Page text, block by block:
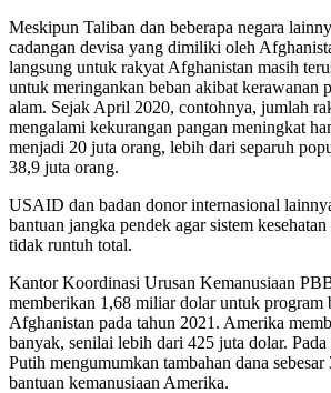
Meskipun Taliban dan beberapa negara
cadangan devisa yang dimiliki oleh
langsung untuk rakyat Afghanistan masih
untuk meringankan beban akibat kerawanan
alam. Sejak April 2020, contohnya, jumlah
mengalami kekurangan pangan meningkat
menjadi 20 juta orang, lebih dari separuh
38,9 juta orang.
USAID dan badan donor internasional
bantuan jangka pendek agar sistem
tidak runtuh total.
Kantor Koordinasi Urusan Kemanusiaan
memberikan 1,68 miliar dolar untuk program
Afghanistan pada tahun 2021. Amerika
banyak, senilai lebih dari 425 juta dolar.
Putih mengumumkan tambahan dana
bantuan kemanusiaan Amerika.